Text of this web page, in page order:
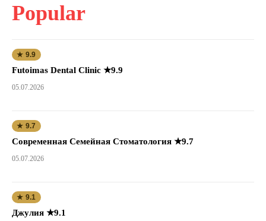
Popular
★ 9.9
Futoimas Dental Clinic ★9.9
05.07.2026
★ 9.7
Современная Семейная Стоматология ★9.7
05.07.2026
★ 9.1
Джулия ★9.1